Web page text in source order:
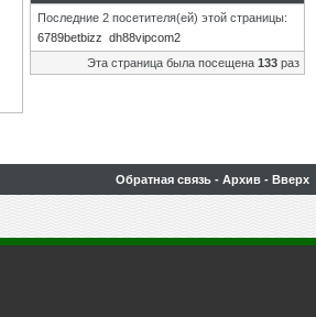
Последние 2 посетителя(ей) этой страницы:
6789betbizz dh88vipcom2
Эта страница была посещена 133 раз
Обратная связь - Архив - Вверх